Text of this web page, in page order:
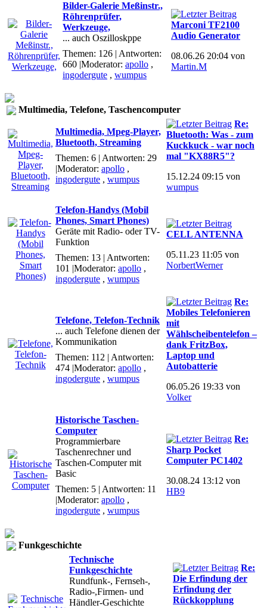
Bilder-Galerie Meßinstr.,
Röhrenprüfer,
Werkzeuge,
... auch Oszilloskppe
Themen: 126 | Antworten:
660 |Moderator: apollo ,
ingodergute , wumpus
Marconi TF2100
Audio Generator
08.06.26 20:04 von
Martin.M
Multimedia, Telefone, Taschencomputer
Multimedia, Mpeg-Player,
Bluetooth, Streaming
Themen: 6 | Antworten: 29
|Moderator: apollo ,
ingodergute , wumpus
Re:
Bluetooth: Was - zum
Kuckkuck - war noch
mal "KX88R5"?
15.12.24 09:15 von
wumpus
Telefon-Handys (Mobil
Phones, Smart Phones)
Geräte mit Radio- oder TV-
Funktion
Themen: 13 | Antworten:
101 |Moderator: apollo ,
ingodergute , wumpus
CELL ANTENNA
05.11.23 11:05 von
NorbertWerner
Telefone, Telefon-Technik
... auch Telefone dienen der
Kommunikation
Themen: 112 | Antworten:
474 |Moderator: apollo ,
ingodergute , wumpus
Re:
Mobiles Telefonieren
mit
Wählscheibentelefon –
dank FritzBox,
Laptop und
Autobatterie
06.05.26 19:33 von
Volker
Historische Taschen-
Computer
Programmierbare
Taschenrechner und
Taschen-Computer mit
Basic
Themen: 5 | Antworten: 11
|Moderator: apollo ,
ingodergute , wumpus
Re:
Sharp Pocket
Computer PC1402
30.08.24 13:12 von
HB9
Funkgeschichte
Technische
Funkgeschichte
Rundfunk-, Fernseh-,
Radio-,Firmen- und
Händler-Geschichte
Re:
Die Erfindung der
Erfindung der
Rückkopplung